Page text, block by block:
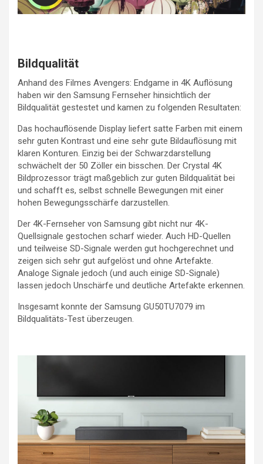
Bildqualität
Anhand des Filmes Avengers: Endgame in 4K Auflösung
haben wir den Samsung Fernseher hinsichtlich der
Bildqualität gestestet und kamen zu folgenden Resultaten:
Das hochauflösende Display liefert satte Farben mit einem
sehr guten Kontrast und eine sehr gute Bildauflösung mit
klaren Konturen. Einzig bei der Schwarzdarstellung
schwächelt der 50 Zöller ein bisschen. Der Crystal 4K
Bildprozessor trägt maßgeblich zur guten Bildqualität bei
und schafft es, selbst schnelle Bewegungen mit einer
hohen Bewegungsschärfe darzustellen.
Der 4K-Fernseher von Samsung gibt nicht nur 4K-
Quellsignale gestochen scharf wieder. Auch HD-Quellen
und teilweise SD-Signale werden gut hochgerechnet und
zeigen sich sehr gut aufgelöst und ohne Artefakte.
Analoge Signale jedoch (und auch einige SD-Signale)
lassen jedoch Unschärfe und deutliche Artefakte erkennen.
Insgesamt konnte der Samsung GU50TU7079 im
Bildqualitäts-Test überzeugen.